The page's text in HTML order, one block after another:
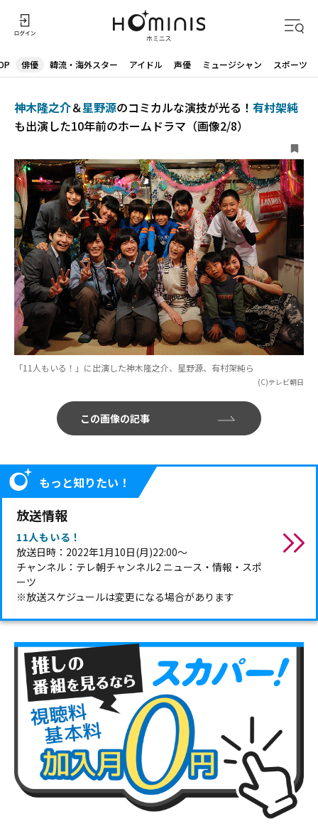
俳優 韓流・海外スター アイドル 声優 ミュージシャン スポーツ
神木隆之介＆星野源のコミカルな演技が光る！ 有村架純
も出演した10年前のホームドラマ（画像2/8）
「11人もいる！」に出演した神木隆之介、星野源、有村架純ら
(C)テレビ朝日
この画像の記事
もっと知りたい！
放送情報
11人もいる！
放送日時：2022年1月10日(月)22:00～
チャンネル：テレ朝チャンネル2 ニュース・情報・スポ
ーツ
※放送スケジュールは変更になる場合があります